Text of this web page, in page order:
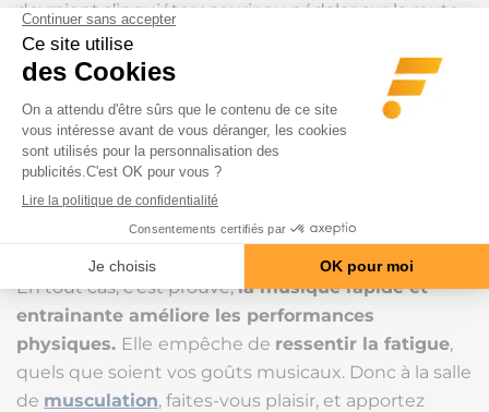
devraient s’inquiéter : courir ou pédaler sur la route
avec un casque à fort volume les ferait courir plus
vite. Mais cela les mettrait aussi en danger, car ils
Moins de fatigue avec
un playlist entrainante
En tout cas, c’est prouvé,la musique rapide et
entrainante améliore les performances
physiques. Elle empêche de ressentir la fatigue,
quels que soient vos goûts musicaux. Donc à la salle
de musculation, faites-vous plaisir, et apportez